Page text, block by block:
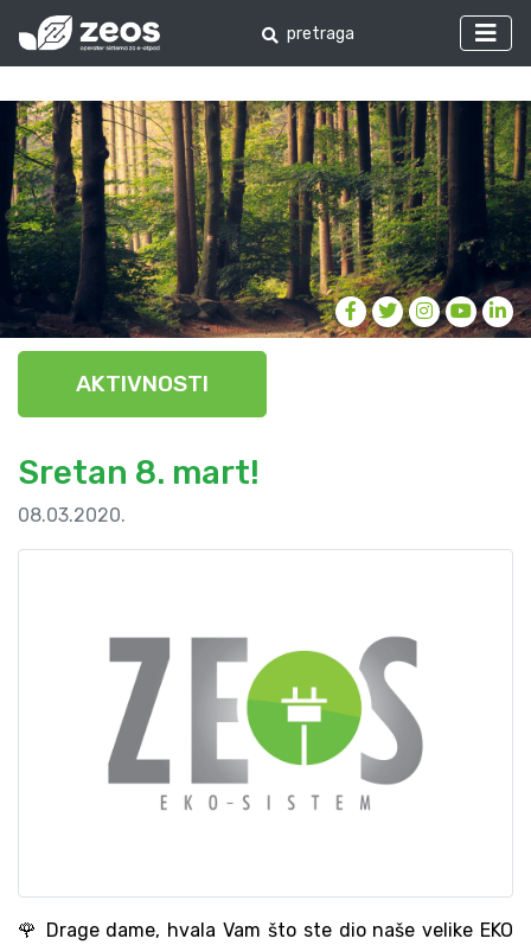
AKTIVNOSTI
Sretan 8. mart!
08.03.2020.
🌹 Drage dame, hvala Vam što ste dio naše velike EKO